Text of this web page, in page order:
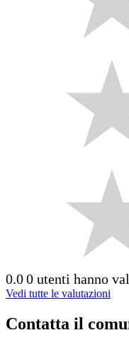
0.00 utenti hanno
Vedi tutte le valutazioni
Contatta il